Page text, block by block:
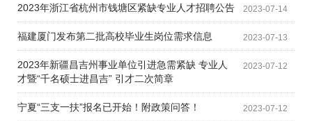
2023-07-14
2023年浙江省杭州市钱塘区紧缺专业人才招聘公告
2023-07-13
福建​厦门发布第二批高校毕业生岗位需求信息
2023-07-12
2023年新疆昌吉州事业单位引进急需紧缺 专业人
才暨“千名硕士进昌吉” 引才二次简章
2023-07-12
宁夏“三支一扶”报名已开始！附政策问答！